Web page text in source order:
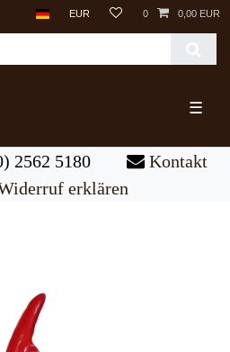
EUR 0 0,00 EUR
☰
2562 5180
Kontakt
erklären